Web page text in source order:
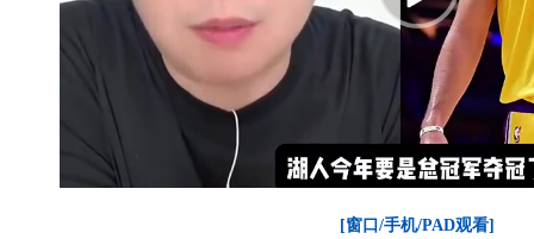
[窗口/手机/PAD观看]